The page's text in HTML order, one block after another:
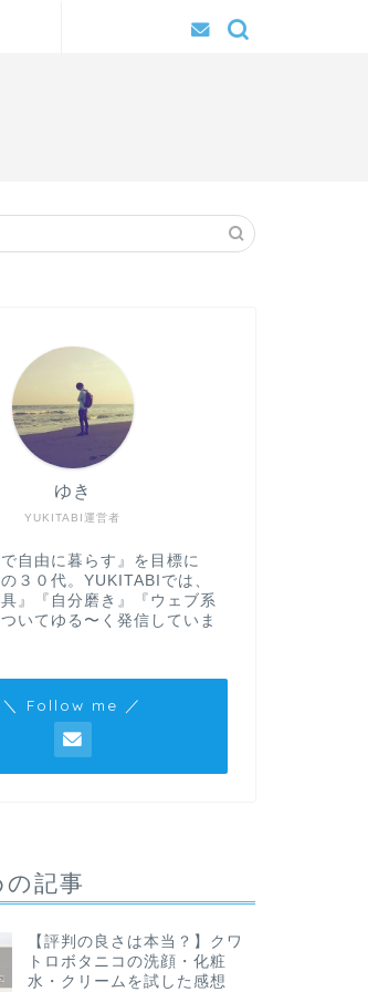
YUKITABI運営者
ゆき
で自由に暮らす』を目標に
３０代。YUKITABIでは、
具』『自分磨き』『ウェブ系
いてゆる〜く発信していま
＼ Follow me ／
記事
【評判の良さは本当？】クワ
トロボタニコの洗顔・化粧
水・クリームを試した感想